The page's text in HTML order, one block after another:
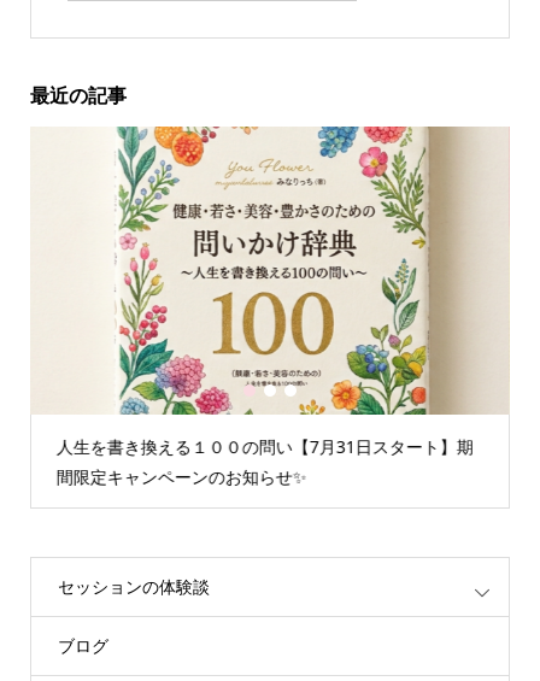
最近の記事
る１００の問い【7月31日スタート】期
ーンのお知らせ✨
情報空間を書き換え
2 3
セッションの体験談
ブログ